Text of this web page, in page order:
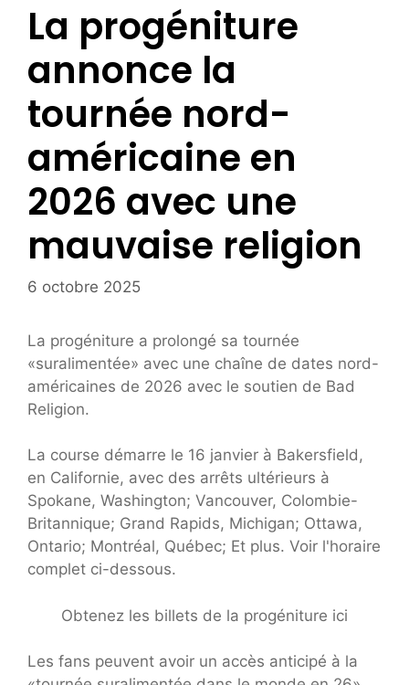
La progéniture
annonce la
tournée nord-
américaine en
2026 avec une
mauvaise religion
6 octobre 2025
La progéniture a prolongé sa tournée
«suralimentée» avec une chaîne de dates nord-
américaines de 2026 avec le soutien de Bad
Religion.
La course démarre le 16 janvier à Bakersfield,
en Californie, avec des arrêts ultérieurs à
Spokane, Washington; Vancouver, Colombie-
Britannique; Grand Rapids, Michigan; Ottawa,
Ontario; Montréal, Québec; Et plus. Voir l'horaire
complet ci-dessous.
Obtenez les billets de la progéniture ici
Les fans peuvent avoir un accès anticipé à la